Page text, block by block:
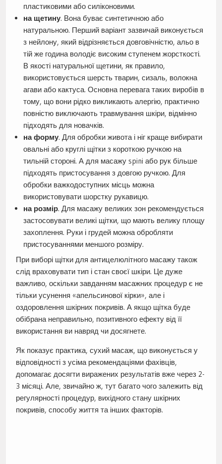
пластиковими або силіконовими.
на щетину. Вона буває синтетичною або
натуральною. Перший варіант зазвичай виконується
з нейлону, який відрізняється довговічністю, альо в
тій же година володіє високим ступенем жорсткості.
В якості натуральної щетини, як правило,
використовується шерсть тварин, сизаль, волокна
агави або кактуса. Основна перевага таких виробів в
тому, що вони рідко викликають алергію, практично
повністю виключають травмування шкіри, відмінно
підходять для новачків.
на форму. Для обробки живота і ніг краще вибирати
овальні або круглі щітки з короткою ручкою на
тильній стороні. А для масажу spini або рук більше
підходять пристосування з довгою ручкою. Для
обробки важкодоступних місць можна
використовувати шорстку рукавицю.
на розмір. Для масажу великих зон рекомендується
застосовувати великі щітки, що мають велику площу
захоплення. Руки і грудей можна обробляти
пристосуваннями меншого розміру.
При виборі щітки для антицелюлітного масажу також
слід враховувати тип і стан своєї шкіри. Це дуже
важливо, оскільки завданням масажних процедур є не
тільки усунення «апельсинової кірки», але і
оздоровлення шкірних покривів. А якщо щітка буде
обібрана неправильно, позитивного ефекту від її
використання ви навряд чи досягнете.
Як показує практика, сухий масаж, що виконується у
відповідності з усіма рекомендаціями фахівців,
допомагає досягти виражених результатів вже через 2-
3 місяці. Але, звичайно ж, тут багато чого залежить від
регулярності процедур, вихідного стану шкірних
покривів, способу життя та інших факторів.